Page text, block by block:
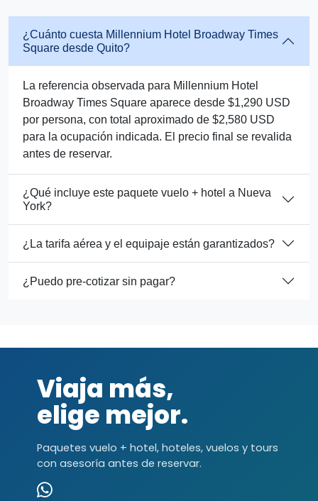
¿Cuánto cuesta Millennium Hotel Broadway Times
Square desde Quito?
La referencia observada para Millennium Hotel
Broadway Times Square aparece desde $1,290 USD
por persona, con total aproximado de $2,580 USD
para la ocupación indicada. El precio final se revalida
antes de reservar.
¿Qué incluye este paquete vuelo + hotel a Nueva
York?
¿La tarifa aérea y el equipaje están garantizados?
¿Puedo pre-cotizar sin pagar?
Viaja más,
elige mejor.
Paquetes vuelo + hotel, hoteles, vuelos y tours
con asesoría antes de reservar.